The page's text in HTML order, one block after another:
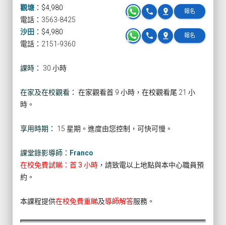
觀塘 ： $4,980 報名
pin_drop
phone
電話：3563-8425
沙田 ： $4,980 報名
pin_drop
phone
電話：2151-9360
課時： 30 小時
在家及在校觀看： 在家觀看首 9 小時，在校觀看尾 21 小
時。
享用時期： 15 星期。進度由您控制，可快可慢。
課堂錄影導師： Franco
在校免費試睇：首 3 小時 ，請致電以上地點與本中心職員預
約。
本課程提供在校免費重睇及導師解答服務。